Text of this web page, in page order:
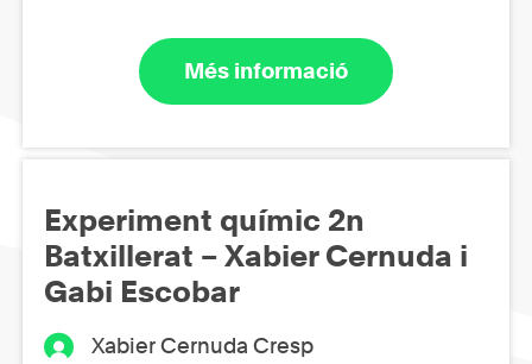
Més informació
Experiment químic 2n
Batxillerat – Xabier Cernuda i
Gabi Escobar
Xabier Cernuda Cresp